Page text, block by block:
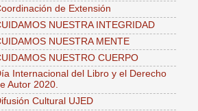
de Extensión
NUESTRA INTEGRIDAD
NUESTRA MENTE
NUESTRO CUERPO
Internacional del Libro y el Derecho
Autor 2020.
Cultural UJED